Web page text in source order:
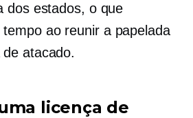
dos estados, o que
ao reunir a papelada
atacado.
licença de